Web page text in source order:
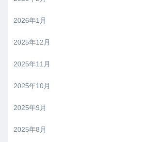
2026年1月
2025年12月
2025年11月
2025年10月
2025年9月
2025年8月